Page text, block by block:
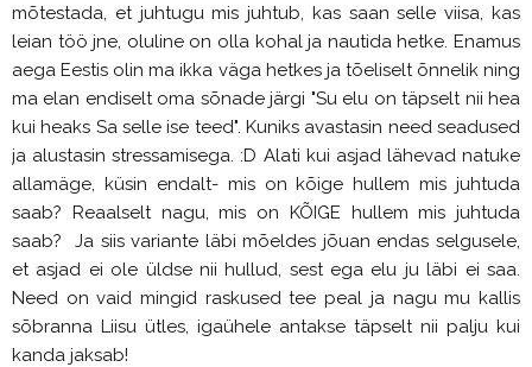
mõtestada, et juhtugu mis juhtub, kas saan selle viisa, kas
leian töö jne, oluline on olla kohal ja nautida hetke. Enamus
aega Eestis olin ma ikka väga hetkes ja tõeliselt õnnelik ning
ma elan endiselt oma sõnade järgi "Su elu on täpselt nii hea
kui heaks Sa selle ise teed". Kuniks avastasin need seadused
ja alustasin stressamisega. :D Alati kui asjad lähevad natuke
allamäge, küsin endalt- mis on kõige hullem mis juhtuda
saab? Reaalselt nagu, mis on KÕIGE hullem mis juhtuda
saab? Ja siis variante läbi mõeldes jõuan endas selgusele,
et asjad ei ole üldse nii hullud, sest ega elu ju läbi ei saa.
Need on vaid mingid raskused tee peal ja nagu mu kallis
sõbranna Liisu ütles, igaühele antakse täpselt nii palju kui
kanda jaksab!